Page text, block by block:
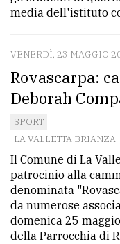
media dell'istituto
VENERDÌ, 23 MAGGIO
Rovascarpa:
Deborah
SPORT
LA VALLETTA BRIANZA
Il Comune di La
patrocinio alla
denominata
da numerose
domenica 25
della Parrocchia di